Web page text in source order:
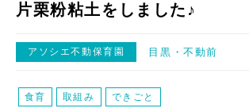
片栗粉粘土をしました♪
アソシエ不動保育園 目黒 不動前
食育 取組み できごと